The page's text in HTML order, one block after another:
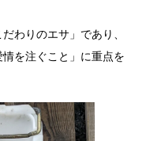
わりのエサ」であり、
を注ぐこと」に重点を